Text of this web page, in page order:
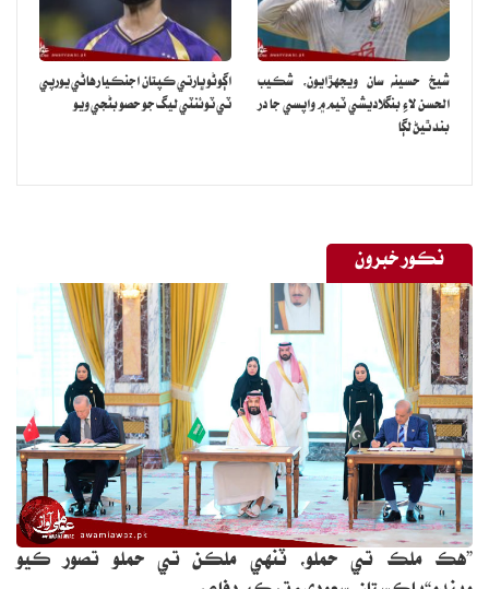
شيخ حسينه سان ويجهڙايون، شڪيب
الحسن لاءِ بنگلاديشي ٽيم ۾ واپسي جا در
بند ٿيڻ لڳا
اڳوڻو ڀارتي ڪپتان اجنڪيا رهاڻي يورپي
ٽي ٽوئنٽي ليگ جو حصو بڻجي ويو
نڪور خبرون
”هڪ ملڪ تي حملو، ٽنهي ملڪن تي حملو تصور ڪيو